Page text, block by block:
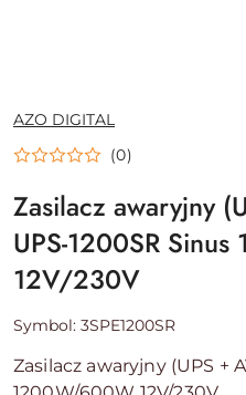
NAZWA
PRODUCENTA:
AZO DIGITAL
(0)
Zasilacz awaryjny
UPS-1200SR
12V/230V
Symbol: 3SPE1200SR
Zasilacz awaryjny (UPS +